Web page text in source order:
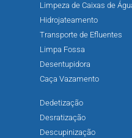
Limpeza de Caixas de
Hidrojateamento
Transporte de Efluentes
Limpa Fossa
Desentupidora
Caça Vazamento
Dedetização
Desratização
Descupinização